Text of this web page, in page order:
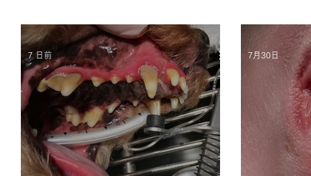
7 日前 7月30日